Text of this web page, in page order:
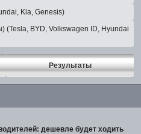
Kia, Genesis)
BYD, Volkswagen ID, Hyundai
Результаты
дешевле будет ходить